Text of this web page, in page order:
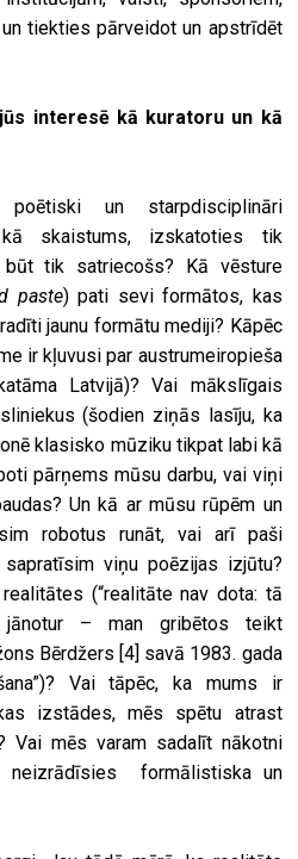
tiekties pārveidot un apstrīdēt
interesē kā kuratoru un kā
un starpdisciplināri
kā skaistums, izskatoties tik
tik satriecošs? Kā vēsture
paste) pati sevi formātos, kas
jaunu formātu mediji? Kāpēc
ir kļuvusi par austrumeiropieša
Latvijā)? Vai mākslīgais
(šodien ziņās lasīju, ka
klasisko mūziku tikpat labi kā
pārņems mūsu darbu, vai viņi
Un kā ar mūsu rūpēm un
robotus runāt, vai arī paši
viņu poēzijas izjūtu?
(“realitāte nav dota: tā
jānotur – man gribētos teikt
Bērdžers [4] savā 1983. gada
Vai tāpēc, ka mums ir
izstādes, mēs spētu atrast
Vai mēs varam sadalīt nākotni
formālistiska un